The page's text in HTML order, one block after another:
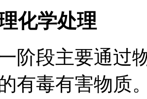
化学处理
阶段主要通过
有毒有害物质